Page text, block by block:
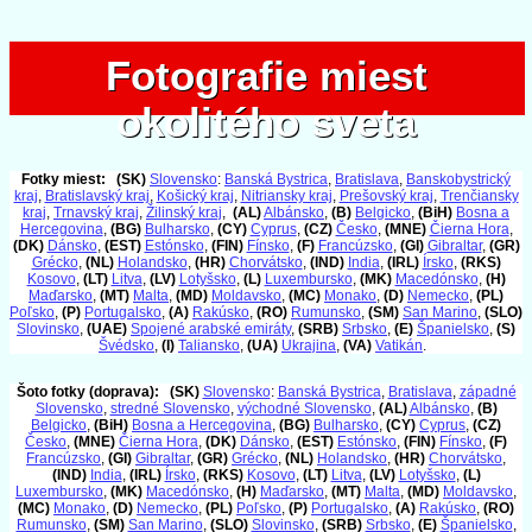
Fotografie miest
okolitého sveta
Fotografie miest
okolitého sveta
Fotky miest: (SK) Slovensko: Banská Bystrica, Bratislava, Banskobystrický
kraj, Bratislavský kraj, Košický kraj, Nitriansky kraj, Prešovský kraj, Trenčiansky
kraj, Trnavský kraj, Žilinský kraj, (AL)Albánsko, (B) Belgicko, (BiH) Bosna a
Hercegovina, (BG) Bulharsko, (CY) Cyprus, (CZ) Česko, (MNE) Čierna Hora,
(DK) Dánsko, (EST) Estónsko, (FIN) Fínsko, (F) Francúzsko, (GI) Gibraltar, (GR)
Grécko, (NL) Holandsko, (HR) Chorvátsko, (IND) India, (IRL) Írsko, (RKS)
Kosovo, (LT) Litva, (LV) Lotyšsko, (L) Luxembursko, (MK) Macedónsko, (H)
Maďarsko, (MT) Malta, (MD) Moldavsko, (MC) Monako, (D) Nemecko, (PL)
Poľsko, (P) Portugalsko, (A) Rakúsko, (RO) Rumunsko, (SM) San Marino, (SLO)
Slovinsko, (UAE) Spojené arabské emiráty, (SRB) Srbsko, (E) Španielsko, (S)
Švédsko, (I) Taliansko, (UA) Ukrajina, (VA) Vatikán.
Šoto fotky (doprava): (SK) Slovensko: Banská Bystrica, Bratislava, západné
Slovensko, stredné Slovensko, východné Slovensko, (AL)Albánsko, (B)
Belgicko, (BiH) Bosna a Hercegovina, (BG) Bulharsko, (CY) Cyprus, (CZ)
Česko, (MNE) Čierna Hora, (DK) Dánsko, (EST) Estónsko, (FIN) Fínsko, (F)
Francúzsko, (GI) Gibraltar, (GR) Grécko, (NL) Holandsko, (HR) Chorvátsko,
(IND) India, (IRL) Írsko, (RKS) Kosovo, (LT) Litva, (LV) Lotyšsko, (L)
Luxembursko, (MK) Macedónsko, (H) Maďarsko, (MT) Malta, (MD) Moldavsko,
(MC) Monako, (D) Nemecko, (PL) Poľsko, (P) Portugalsko, (A) Rakúsko, (RO)
Rumunsko, (SM) San Marino, (SLO) Slovinsko, (SRB) Srbsko, (E) Španielsko,